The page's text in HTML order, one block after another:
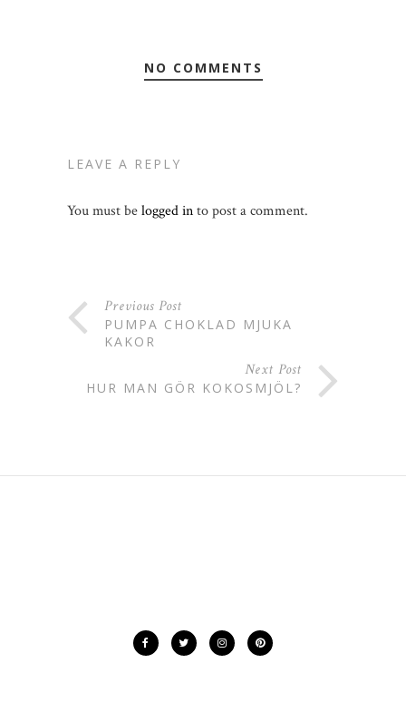
NO COMMENTS
LEAVE A REPLY
You must belogged into post a comment.
Previous Post
PUMPA CHOKLAD MJUKA
KAKOR
Next Post
HUR MAN GÖR KOKOSMJÖL?